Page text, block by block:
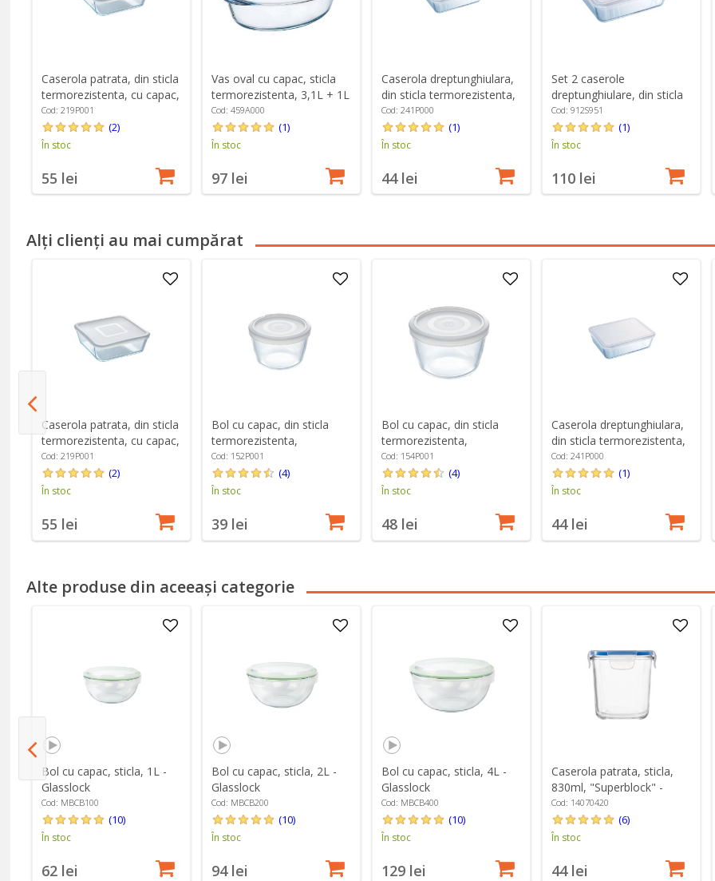
Caserola patrata, din sticla
termorezistenta, cu capac,
2L - PYREX
Cod: 219P001
(2)
În stoc
55 lei
Vas oval cu capac, sticla
termorezistenta, 3,1L + 1L
- PYREX
Cod: 459A000
(1)
În stoc
97 lei
Caserola dreptunghiulara,
din sticla termorezistenta,
cu capac, 800ml - PYREX
Cod: 241P000
(1)
În stoc
44 lei
Set 2 caserole
dreptunghiulare, din sticla
termorezistenta, cu capac,
1,5L/2,6L - PYREX
Cod: 912S951
(1)
În stoc
110 lei
Alți clienți au mai cumpărat
Caserola patrata, din sticla
termorezistenta, cu capac,
2L - PYREX
Cod: 219P001
(2)
În stoc
55 lei
Bol cu capac, din sticla
termorezistenta,
12cm/600ml - PYREX
Cod: 152P001
(4)
În stoc
39 lei
Bol cu capac, din sticla
termorezistenta,
15cm/1,1L - PYREX
Cod: 154P001
(4)
În stoc
48 lei
Caserola dreptunghiulara,
din sticla termorezistenta,
cu capac, 800ml - PYREX
Cod: 241P000
(1)
În stoc
44 lei
Alte produse din aceeași categorie
Bol cu capac, sticla, 1L -
Glasslock
Cod: MBCB100
(10)
În stoc
62 lei
Bol cu capac, sticla, 2L -
Glasslock
Cod: MBCB200
(10)
În stoc
94 lei
Bol cu capac, sticla, 4L -
Glasslock
Cod: MBCB400
(10)
În stoc
129 lei
Caserola patrata, sticla,
830ml, "Superblock" -
Borgonovo
Cod: 14070420
(6)
În stoc
44 lei